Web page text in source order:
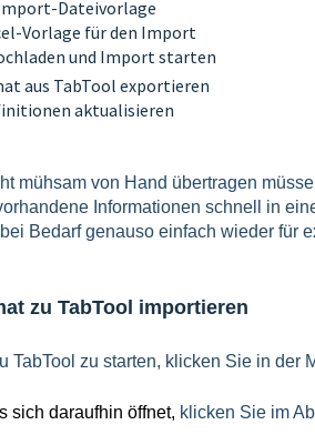
Dateivorlage
Vorlage für den Import
und Import starten
aus TabTool exportieren
aktualisieren
mühsam von Hand übertragen
Informationen schnell in
Bedarf genauso einfach wieder für
zu TabTool importieren
TabTool zu starten, klicken Sie in der
sich daraufhin öffnet, klicken Sie im